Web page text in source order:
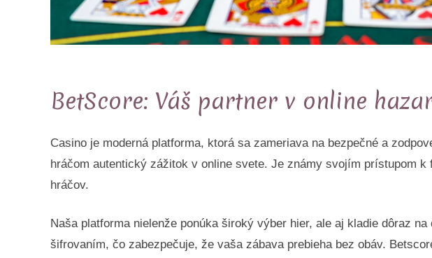
BetScore: Váš partner v online
Casino je moderná platforma, ktorá sa zameriava na bezpečné a
hráčom autentický zážitok v online svete. Je známy svojím prístupom
hráčov.
Naša platforma nielenže ponúka široký výber hier, ale aj kladie dôraz
šifrovaním, čo zabezpečuje, že vaša zábava prebieha bez obáv.